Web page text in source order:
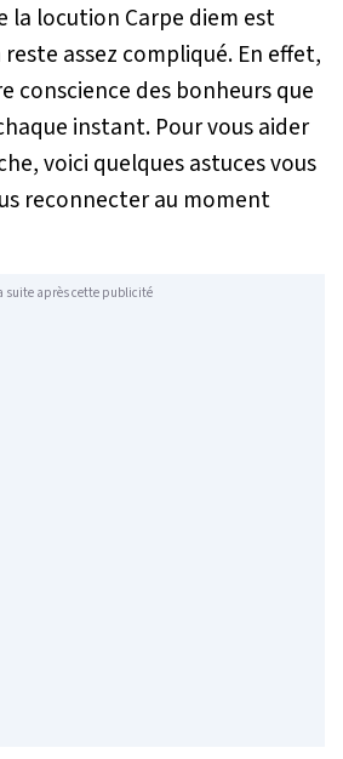
la locution Carpe diem est
assez compliqué. En effet,
conscience des bonheurs que
instant. Pour vous aider
voici quelques astuces vous
reconnecter au moment
suite après cette publicité